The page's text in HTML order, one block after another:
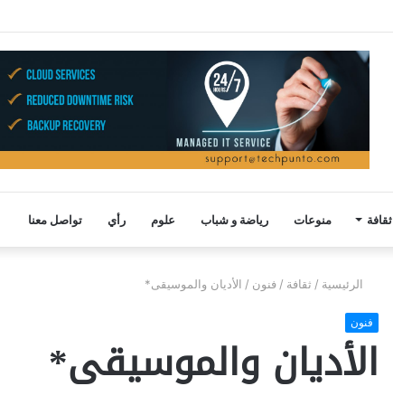
ثقافة منوعات رياضة و شباب علوم رأي تواصل معنا
الرئيسية / ثقافة / فنون / الأديان والموسيقى*
فنون
الأديان والموسيقى*